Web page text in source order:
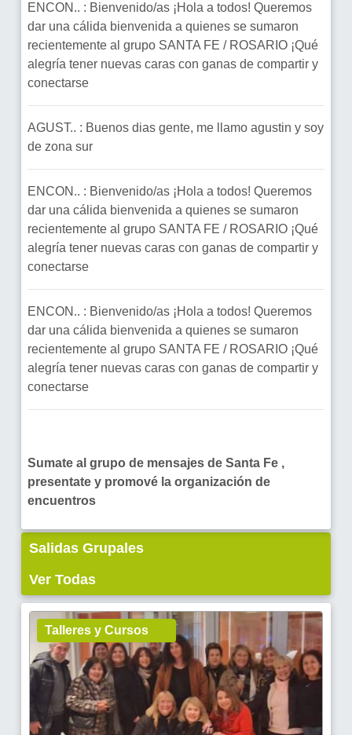
ENCON.. : Bienvenido/as ¡Hola a todos! Queremos
dar una cálida bienvenida a quienes se sumaron
recientemente al grupo SANTA FE / ROSARIO ¡Qué
alegría tener nuevas caras con ganas de compartir y
conectarse
AGUST.. : Buenos dias gente, me llamo agustin y soy
de zona sur
ENCON.. : Bienvenido/as ¡Hola a todos! Queremos
dar una cálida bienvenida a quienes se sumaron
recientemente al grupo SANTA FE / ROSARIO ¡Qué
alegría tener nuevas caras con ganas de compartir y
conectarse
ENCON.. : Bienvenido/as ¡Hola a todos! Queremos
dar una cálida bienvenida a quienes se sumaron
recientemente al grupo SANTA FE / ROSARIO ¡Qué
alegría tener nuevas caras con ganas de compartir y
conectarse
Sumate al grupo de mensajes de Santa Fe ,
presentate y promové la organización de
encuentros
Salidas Grupales
Ver Todas
Talleres y Cursos